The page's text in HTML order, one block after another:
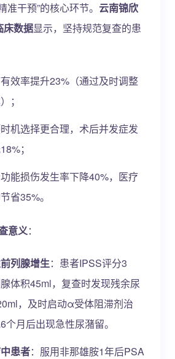
准干预”的核心环节。 云南锦欣
床数据显示，坚持规范复查的患
效率提升23%（通过及时调整
；
机选择更合理，术后并发症发
；
能损伤发生率下降40%，医疗
省35%。
意义：
列腺增生：患者IPSS评分3
体积45ml，复查时发现残余尿
，及时启动α受体阻滞剂治
个月后出现急性尿潴留。
患者：服用非那雄胺1年后PSA